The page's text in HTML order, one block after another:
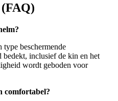
(FAQ)
type beschermende
inclusief de kin en het
wordt geboden voor
comfortabel?